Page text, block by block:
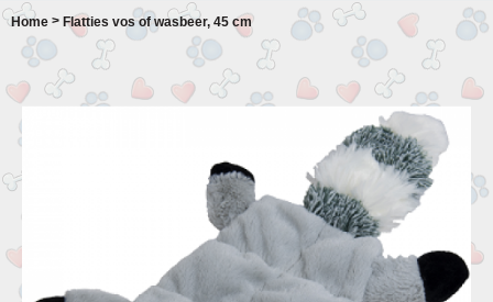
Home > Flatties vos of wasbeer, 45 cm